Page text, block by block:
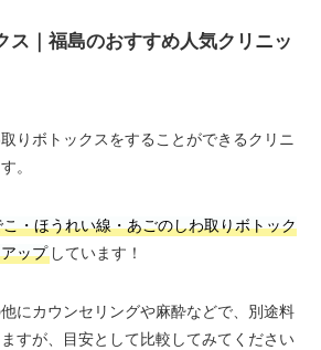
ス｜福島のおすすめ人気クリニッ
りボトックスをすることができるクリニ
。
・ほうれい線・あごのしわ取りボトック
ップしています！
にカウンセリングや麻酔などで、別途料
すが、目安として比較してみてください